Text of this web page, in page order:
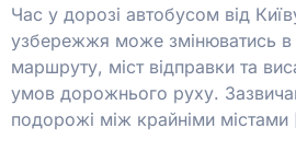
Час у дорозі автобусом від
узбережжя може змінюватись в
маршруту, міст відправки та
умов дорожнього руху.
подорожі між крайніми